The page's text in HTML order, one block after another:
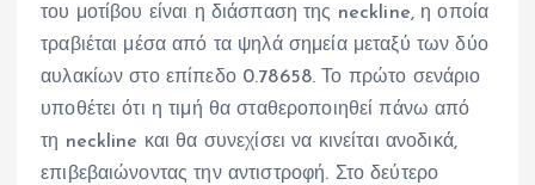
του μοτίβου είναι η διάσπαση της neckline, η οποία
τραβιέται μέσα από τα ψηλά σημεία μεταξύ των δύο
αυλακίων στο επίπεδο 0.78658. Το πρώτο σενάριο
υποθέτει ότι η τιμή θα σταθεροποιηθεί πάνω από
τη neckline και θα συνεχίσει να κινείται ανοδικά,
επιβεβαιώνοντας την αντιστροφή. Στο δεύτερο